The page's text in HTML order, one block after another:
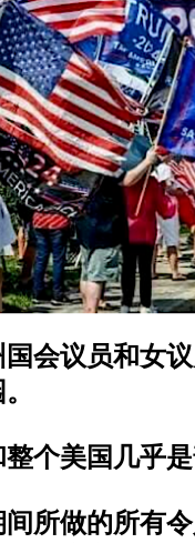
会议员和女
个美国几乎是
所做的所有